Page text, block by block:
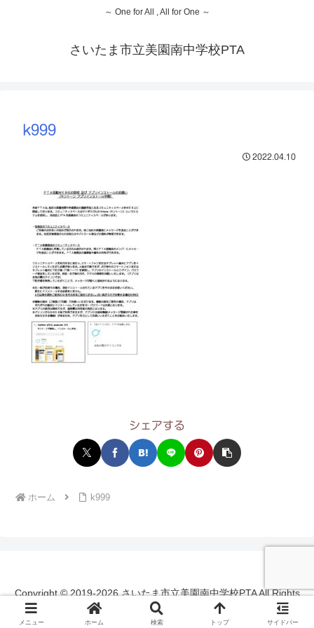
～ One for All , All for One ～
さいたま市立美園南中学校PTA
k999
2022.04.10
シェアする
ホーム k999
Copyright © 2019-2026 さいたま市立美園南中学校PTA All Rights
Reserved.
メニュー ホーム 検索 トップ サイドバー